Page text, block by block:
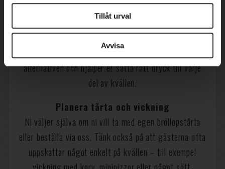
Tillåt urval
Avvisa
Bestäm dryckespaket & mingeldrinkar
Vill ni bjuda på en välkomstdrink, ha bar i lokalen eller
skapa en egen signaturcocktail? Vi guidar er bland
alternativen och hjälper er sätta rätt dryck till varje
del av kvällen.
Planera tårta och vickning
Ni väljer själva om ni vill ta med egen bröllopstårta
eller beställa via oss. Tänk också på att gästerna ofta
uppskattar något enkelt på kvällen – till exempel